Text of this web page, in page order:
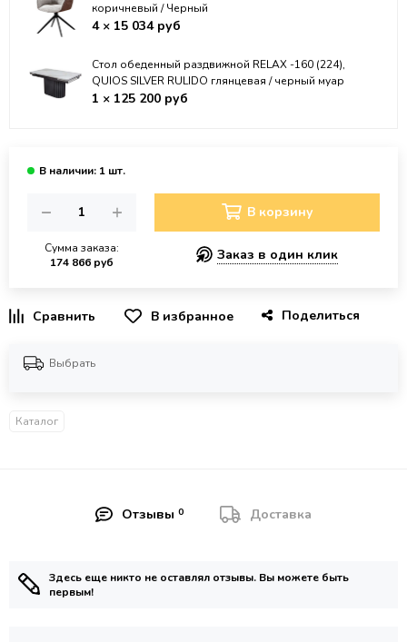
коричневый / Черный
4 × 15 034 руб
Стол обеденный раздвижной RELAX -160 (224),
QUIOS SILVER RULIDO глянцевая / черный муар
1 × 125 200 руб
Сумма заказа:
174 866 руб
В корзину
Заказ в один клик
В избранное Поделиться
Выбрать
Каталог
Отзывы 0 Доставка
Здесь еще никто не оставлял отзывы. Вы можете быть
первым!